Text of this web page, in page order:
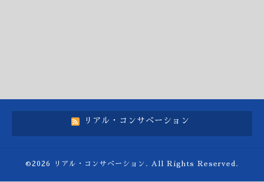
リアル・コンサベーション
©2026 リアル・コンサベーション . All Rights Reserved.